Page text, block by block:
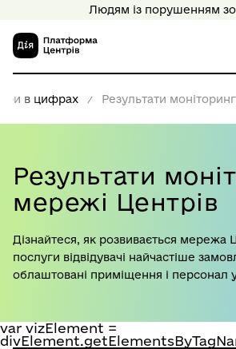
Людям із порушенням
в цифрах Результати
Результати
мережі Центрів
Дізнайтеся, як розвивається мережа
послуги відвідувачі найчастіше
облаштовані приміщення і персонал
var vizElement =